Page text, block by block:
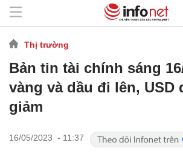
Thị trường
Bản tin tài chính sáng
vàng và dầu đi lên, USD
giảm
16/05/2023 - 11:37